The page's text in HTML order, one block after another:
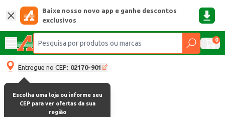
Baixe nosso novo app e ganhe descontos
exclusivos
0
Entregue no CEP: 02170-901
Escolha uma loja ou informe seu
CEP para ver ofertas da sua
região